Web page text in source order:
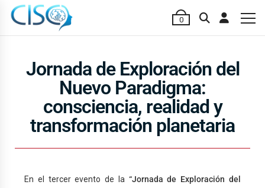
0
Jornada de Exploración del
Nuevo Paradigma:
consciencia, realidad y
transformación planetaria
En el tercer evento de la “Jornada de Exploración del